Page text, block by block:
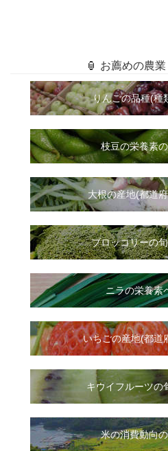
🏮 お薦めの農
りんごの品種(種
枝豆の栄養素
大根の産地(都道
ブロッコリーの
ニラの栄養素
いちごの産地(都道
キウイフルーツの
米の消費動向